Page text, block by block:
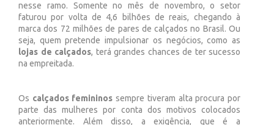
nesse ramo. Somente no mês de novembro, o setor
faturou por volta de 4,6 bilhões de reais, chegando à
marca dos 72 milhões de pares de calçados no Brasil. Ou
seja, quem pretende impulsionar os negócios, como as
lojas de calçados, terá grandes chances de ter sucesso
na empreitada.
Os calçados femininossempre tiveram alta procura por
parte das mulheres por conta dos motivos colocados
anteriormente. Além disso, a exigência, que é a